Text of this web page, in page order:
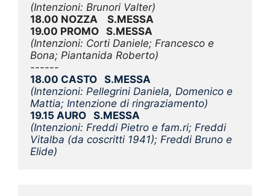
(Intenzioni: Brunori Valter)
18.00 NOZZA    S.MESSA
19.00 PROMO   S.MESSA
(Intenzioni: Corti Daniele; Francesco e
Bona; Piantanida Roberto)
------
18.00 CASTO   S.MESSA
(Intenzioni: Pellegrini Daniela, Domenico e
Mattia; Intenzione di ringraziamento)
19.15 AURO   S.MESSA
(Intenzioni: Freddi Pietro e fam.ri; Freddi
Vitalba (da coscritti 1941); Freddi Bruno e
Elide)